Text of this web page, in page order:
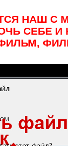
НАШ С
СЕБЕ И